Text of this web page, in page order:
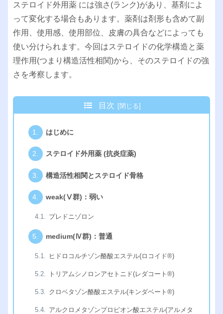
ステロイド外用薬 には強さ(ランク)があり、基剤によ
って変化する場合もあります。薬剤は剤形も含めて副
作用、使用感、使用部位、皮膚の具合などによっても
使い分けられます。今回はステロイドの化学構造と薬
理作用(つまり構造活性相関)から、そのステロイドの強
さを考察します。
目次
はじめに
ステロイド外用薬 (抗炎症薬)
構造活性相関とステロイド骨格
weak(Ⅴ群)：弱い
プレドニゾロン
medium(Ⅳ群)：普通
ヒドロコルチゾン酪酸エステル(ロコイド®︎)
トリアムシノロンアセトニド(レダコート®︎)
クロベタゾン酪酸エステル(キンダベート®︎)
アルクロメタゾンプロピオン酸エステル(アルメタ